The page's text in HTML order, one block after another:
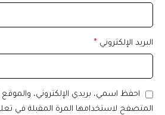
البريد الإلكتروني *
احفظ اسمي، بريدي الإلكتروني، والموقع
المتصفح لاستخدامها المرة المقبلة في